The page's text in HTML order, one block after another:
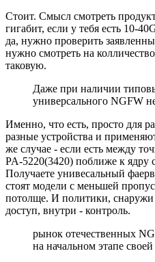
Стоит. Смысл смотреть
гигабит, если у тебя есть 10-
да, нужно проверить
нужно смотреть на
таковую.
Даже при наличии
универсального NGFW
Именно, что есть, просто для
разные устройства и
же случае - если есть между
PA-5220(3420) поближе к ядру
Получаете унивесальный
стоят модели с меньшей
потолще. И политики,
доступ, внутри - контроль.
рынок отечественных
на начальном этапе